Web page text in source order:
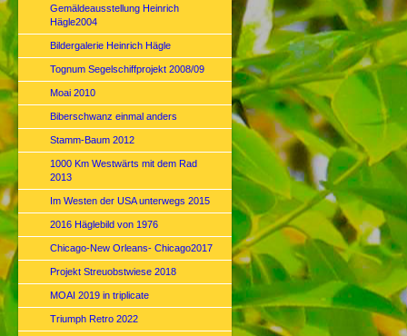
Gemäldeausstellung Heinrich
Hägle2004
Bildergalerie Heinrich Hägle
Tognum Segelschiffprojekt 2008/09
Moai 2010
Biberschwanz einmal anders
Stamm-Baum 2012
1000 Km Westwärts mit dem Rad
2013
Im Westen der USA unterwegs 2015
2016 Häglebild von 1976
Chicago-New Orleans- Chicago2017
Projekt Streuobstwiese 2018
MOAI 2019 in triplicate
Triumph Retro 2022